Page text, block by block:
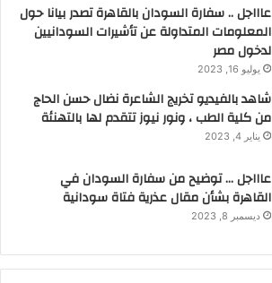
عاااجل .. سفارة السودان بالقاهرة تصدر بيانا حول
المعلومات المتداولة عن تأشيرات السودانيين
لدخول مصر
يوليو 16, 2023
شاهد بالفيديو تخريج الشاعرة نضال حسن الحاج
من كلية الطب ، ونور نيوز تتقدم لها بالتهنئة
يناير 4, 2023
عاااجل … توضيح من سفارة السودان في
القاهرة بشأن مقال عذرية فتاة سودانية
ديسمبر 8, 2023